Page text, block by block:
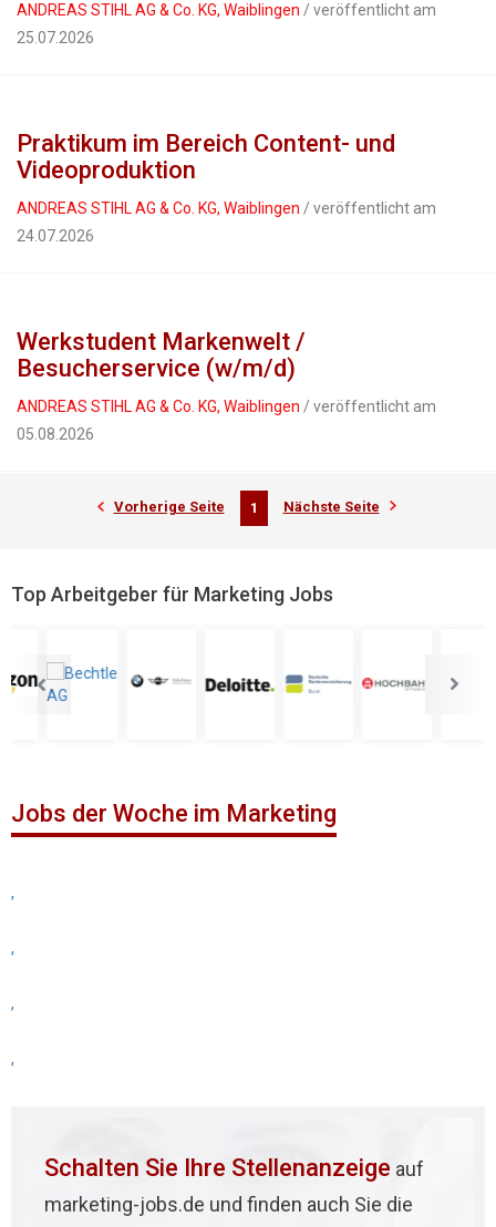
ANDREAS STIHL AG & Co. KG, Waiblingen / veröffentlicht am
25.07.2026
Praktikum im Bereich Content- und
Videoproduktion
ANDREAS STIHL AG & Co. KG, Waiblingen / veröffentlicht am
24.07.2026
Werkstudent Markenwelt /
Besucherservice (w/m/d)
ANDREAS STIHL AG & Co. KG, Waiblingen / veröffentlicht am
05.08.2026
Vorherige Seite 1 Nächste Seite
Top Arbeitgeber für Marketing Jobs
Jobs der Woche im Marketing
,
,
,
,
Schalten Sie Ihre Stellenanzeige auf
marketing-jobs.de und finden auch Sie die